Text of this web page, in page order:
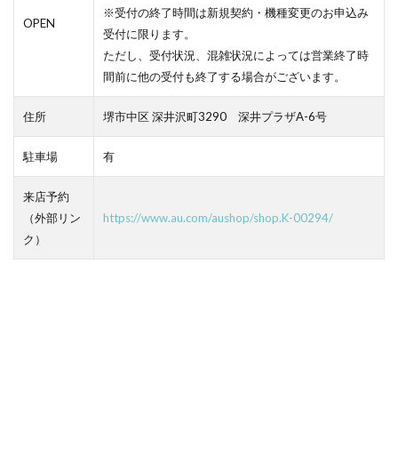
OPEN
※受付の終了時間は新規契約・機種変更のお申込み
受付に限ります。
ただし、受付状況、混雑状況によっては営業終了時
間前に他の受付も終了する場合がございます。
住所 堺市中区 深井沢町3290 深井プラザA-6号
駐車場 有
来店予約
（外部リン
ク）
https://www.au.com/aushop/shop.K-00294/